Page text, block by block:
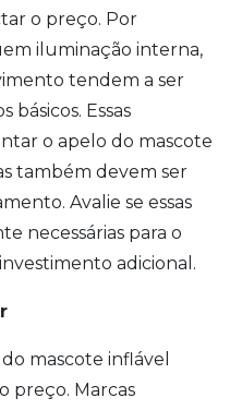
o preço. Por
iluminação interna,
tendem a ser
básicos. Essas
o apelo do mascote
também devem ser
Avalie se essas
necessárias para o
adicional.
mascote inflável
preço. Marcas